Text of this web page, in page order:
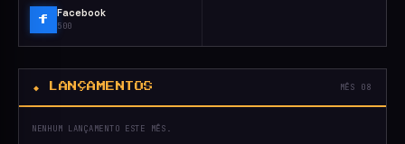
f
Facebook
500
◆ LANÇAMENTOS MÊS 08
NENHUM LANÇAMENTO ESTE MÊS.